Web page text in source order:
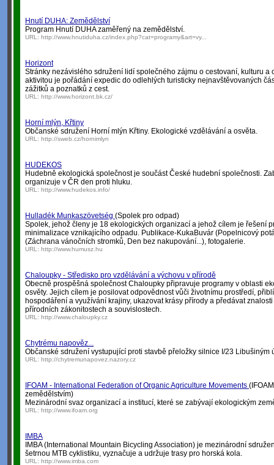
Hnutí DUHA: Zemědělství
Program Hnutí DUHA zaměřený na zemědělství.
URL: http://www.hnutiduha.cz/index.php?cat=programy&art=vy...
Horizont
Stránky nezávislého sdružení lidí společného zájmu o cestovaní, kulturu a
aktivitou je pořádání expedic do odlehlých turisticky nejnavštěvovaných
zážitků a poznatků z cest.
URL: http://www.horizont.bk.cz/
Horní mlýn, Křtiny
Občanské sdružení Horní mlýn Křtiny. Ekologické vzdělávání a osvěta.
URL: http://sweb.cz/hornimlyn
HUDEKOS
Hudebně ekologická společnost je součást České hudební společnosti.
organizuje v ČR den proti hluku.
URL: http://www.hudekos.info/
Hulladék Munkaszövetség (Spolek pro odpad)
Spolek, jehož členy je 18 ekologických organizací a jehož cílem je řešení
minimalizace vznikajícího odpadu. Publikace-KukaBuvár (Popelnicový
(Záchrana vánočních stromků, Den bez nakupování...), fotogalerie.
URL: http://www.humusz.hu
Chaloupky - Středisko pro vzdělávání a výchovu v přírodě
Obecně prospěšná společnost Chaloupky připravuje programy v oblasti
osvěty. Jejich cílem je posilovat odpovědnost vůči životnímu prostředí,
hospodáření a využívání krajiny, ukazovat krásy přírody a předávat
přírodních zákonitostech a souvislostech.
URL: http://www.chaloupky.cz
Chytrému napověz...
Občanské sdružení vystupující proti stavbě přeložky silnice I/23 Libušiným
URL: http://chytremunapovez.nazory.cz
IFOAM - International Federation of Organic Agriculture Movements
zemědělstvím)
Mezinárodní svaz organizací a institucí, které se zabývají ekologickým
URL: http://www.ifoam.org
IMBA
IMBA (International Mountain Bicycling Association) je mezinárodní
šetrnou MTB cyklistiku, vyznačuje a udržuje trasy pro horská kola.
URL: http://www.imba.com